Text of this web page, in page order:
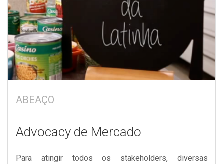
ABEAÇO
Advocacy de Mercado
Para atingir todos os stakeholders, diversas